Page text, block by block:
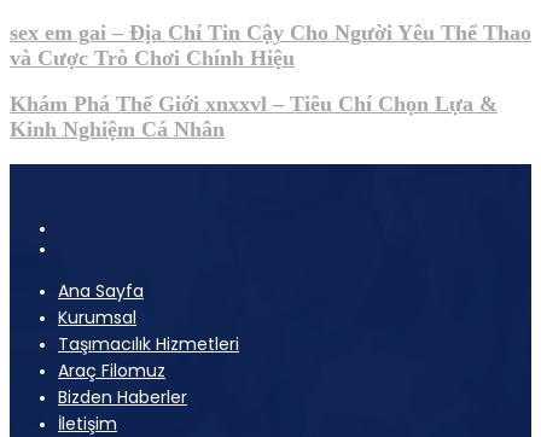
sex em gai – Địa Chỉ Tin Cậy Cho Người Yêu Thể Thao
và Cược Trò Chơi Chính Hiệu
Khám Phá Thế Giới xnxxvl – Tiêu Chí Chọn Lựa &
Kinh Nghiệm Cá Nhân
Ana Sayfa
Kurumsal
Taşımacılık Hizmetleri
Araç Filomuz
Bizden Haberler
İletişim